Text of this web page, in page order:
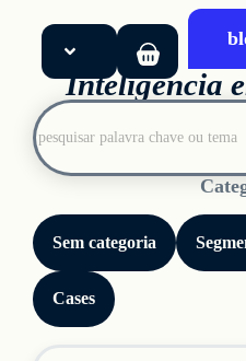
Início
Soluções
Sobre
Inteligência
Sem categoria
Cases